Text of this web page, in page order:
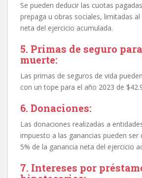
Se pueden deducir las cuotas
prepaga u obras sociales, limitadas al
neta del ejercicio acumulada.
5. Primas de seguro
muerte:
Las primas de seguros de vida
con un tope para el año 2023 de
6. Donaciones:
Las donaciones realizadas a
impuesto a las ganancias pueden ser
5% de la ganancia neta del ejercicio
7. Intereses por